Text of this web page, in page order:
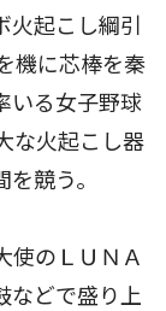
起こし綱引
機に芯棒を秦
いる女子野球
な火起こし器
競う。
使のＬＵＮＡ
などで盛り上